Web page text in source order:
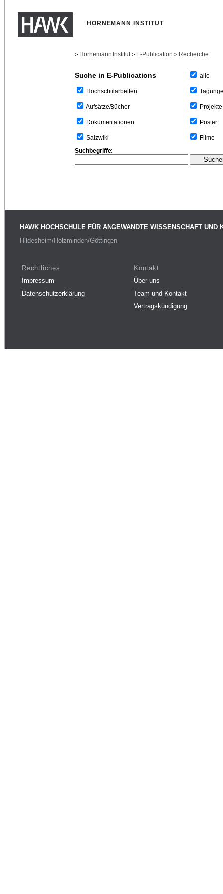
HORNEMANN INSTITUT
> Hornemann Institut > E-Publication > Recherche
Suche in E-Publications
Hochschularbeiten
Aufsätze/Bücher
Dokumentationen
Salzwiki
alle
Projekte
Poster
Filme
Suchbegriffe:
HAWK HOCHSCHULE FÜR ANGEWANDTE WISSENSCHAFT UND
Hildesheim/Holzminden/Göttingen
Rechtliches
Impressum
Datenschutzerklärung
Kontakt
Über uns
Team und Kontakt
Vertragskündigung